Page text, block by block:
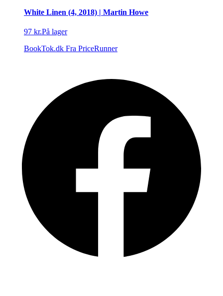
White Linen (4, 2018) | Martin Howe
97 kr.På lager
BookTok.dk Fra PriceRunner